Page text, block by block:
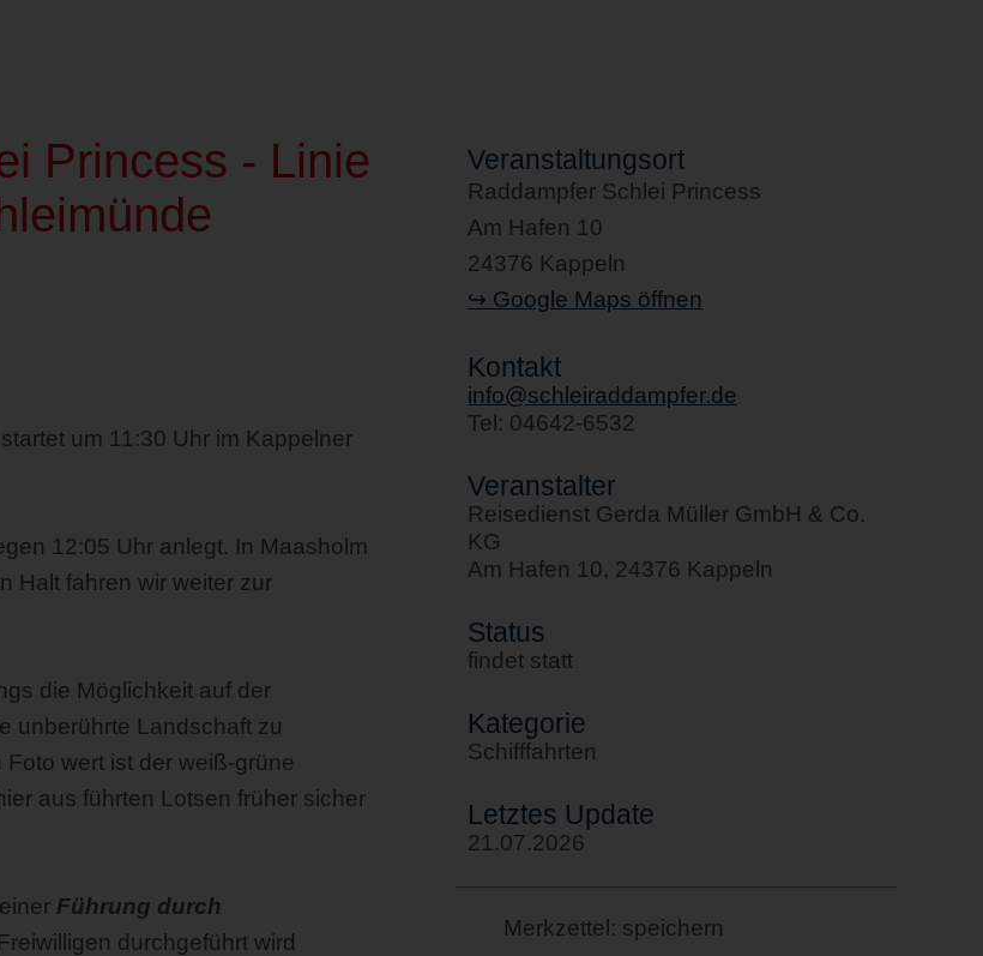
Princess - Linie
um 11:30 Uhr im Kappelner
12:05 Uhr anlegt. In Maasholm
Halt fahren wir weiter zur
die Möglichkeit auf der
unberührte Landschaft zu
wert ist der weiß-grüne
aus führten Lotsen früher sicher
Führung durch
durchgeführt wird
Veranstaltungsort
Raddampfer Schlei Princess
Am Hafen 10
24376 Kappeln
↪ Google Maps öffnen
Kontakt
info@schleiraddampfer.de
Tel: 04642-6532
Veranstalter
Reisedienst Gerda Müller GmbH & Co.
KG
Am Hafen 10, 24376 Kappeln
Status
findet statt
Kategorie
Schifffahrten
Letztes Update
21.07.2026
Merkzettel: speichern